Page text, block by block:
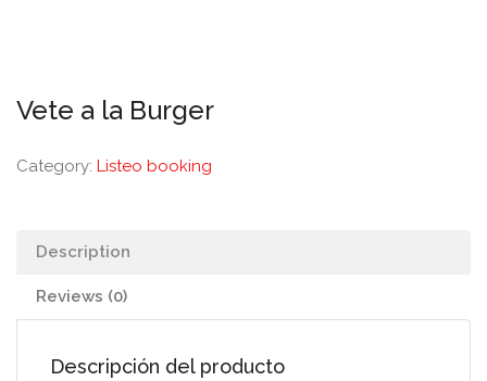
Vete a la Burger
Category: Listeo booking
Description
Reviews (0)
Descripción del producto